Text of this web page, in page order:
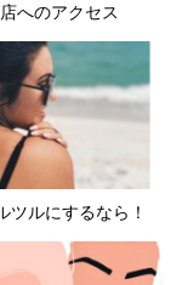
へのアクセス
ツルにするなら！